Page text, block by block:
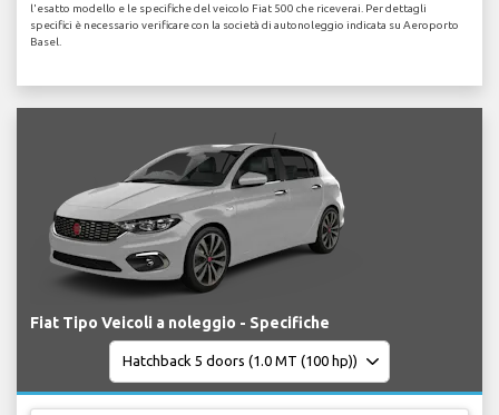
l'esatto modello e le specifiche del veicolo Fiat 500 che riceverai. Per dettagli
specifici è necessario verificare con la società di autonoleggio indicata su Aeroporto
Basel.
Fiat Tipo Veicoli a noleggio - Specifiche